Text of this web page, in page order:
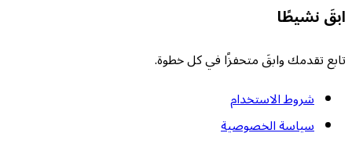
ابقَ نشيطًا
تابع تقدمك وابقَ متحفزًا في كل خطوة.
شروط الاستخدام
سياسة الخصوصية